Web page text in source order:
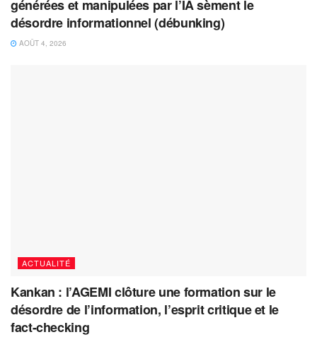
générées et manipulées par l’IA sèment le
désordre informationnel (débunking)
AOÛT 4, 2026
ACTUALITÉ
Kankan : l’AGEMI clôture une formation sur le
désordre de l’information, l’esprit critique et le
fact-checking